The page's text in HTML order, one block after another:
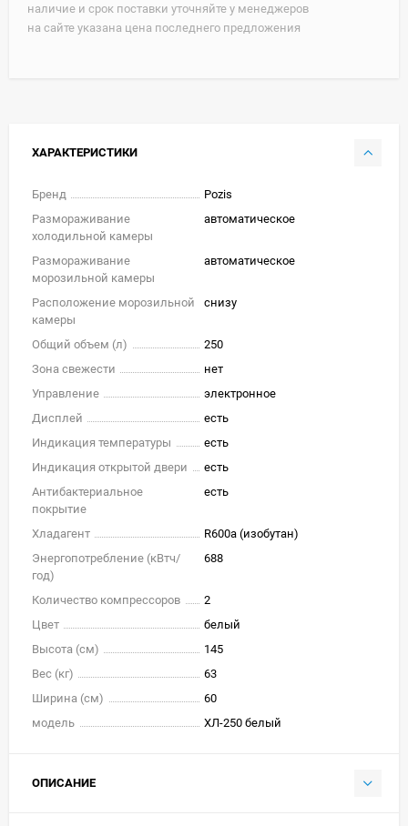
наличие и срок поставки уточняйте у менеджеров
на сайте указана цена последнего предложения
ХАРАКТЕРИСТИКИ
Бренд
Pozis
Размораживание
холодильной камеры
автоматическое
Размораживание
морозильной камеры
автоматическое
Расположение морозильной
камеры
снизу
Общий объем (л)
250
Зона свежести
нет
Управление
электронное
Дисплей
есть
Индикация температуры
есть
Индикация открытой двери
есть
Антибактериальное
покрытие
есть
Хладагент
R600a (изобутан)
Энергопотребление (кВтч/
год)
688
Количество компрессоров
2
Цвет
белый
Высота (см)
145
Вес (кг)
63
Ширина (см)
60
модель
ХЛ-250 белый
ОПИСАНИЕ